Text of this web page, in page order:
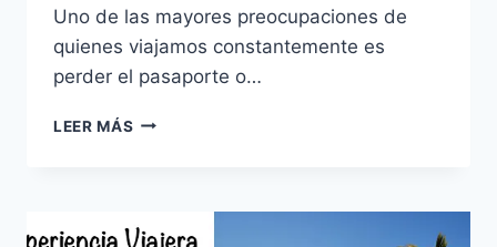
Uno de las mayores preocupaciones de
quienes viajamos constantemente es
perder el pasaporte o…
LEER MÁS TIPS
SI